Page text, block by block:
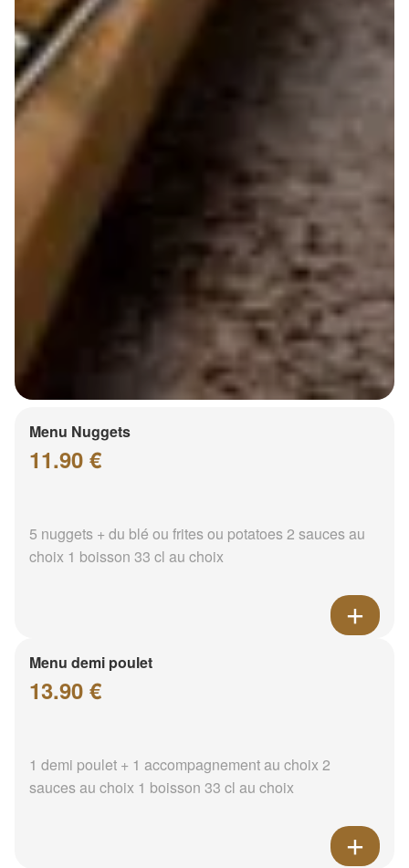
Menu Nuggets
11.90 €
5 nuggets + du blé ou frites ou potatoes 2 sauces au
choix 1 boisson 33 cl au choix
Menu demi poulet
13.90 €
1 demi poulet + 1 accompagnement au choix 2
sauces au choix 1 boisson 33 cl au choix